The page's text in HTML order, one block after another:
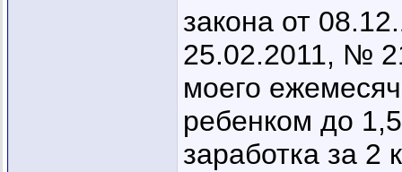
закона от
25.02.2011, №
моего
ребенком до
заработка за 2